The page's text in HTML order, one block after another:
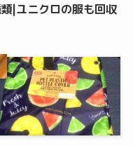
|ユニクロの服も回収